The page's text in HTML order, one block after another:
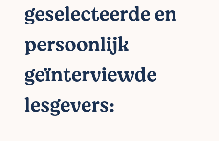
geselecteerde en
persoonlijk
geïnterviewde
lesgevers: